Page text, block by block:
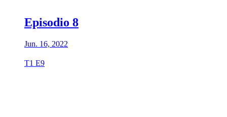
Episodio 8
Jun. 16, 2022
T1 E9